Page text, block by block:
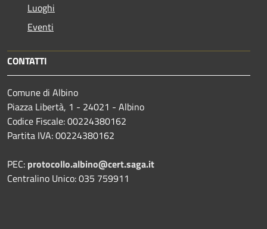
Luoghi
Eventi
CONTATTI
Comune di Albino
Piazza Libertà, 1 - 24021 - Albino
Codice Fiscale: 00224380162
Partita IVA: 00224380162
PEC: protocollo.albino@cert.saga.it
Centralino Unico: 035 759911